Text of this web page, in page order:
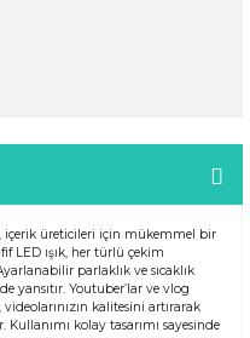
içerik üreticileri için mükemmel bir
LED ışık, her türlü çekim
parlaklık ve sıcaklık
yansıtır. Youtuber’lar ve vlog
kalitesini artırarak
kolay tasarımı sayesinde